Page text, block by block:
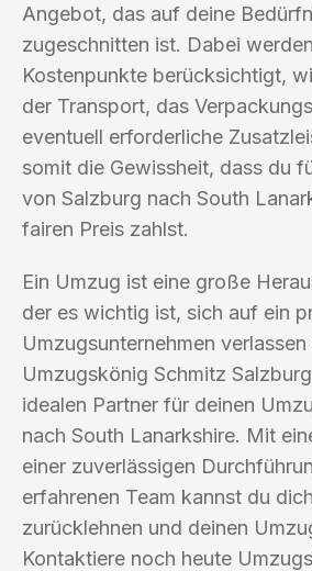
Angebot, das auf deine
zugeschnitten ist. Dabei
Kostenpunkte berücksichtigt,
der Transport, das
eventuell erforderliche
somit die Gewissheit, dass du
von Salzburg nach South
fairen Preis zahlst.
Ein Umzug ist eine große
der es wichtig ist, sich auf ein
Umzugsunternehmen
Umzugskönig Schmitz
idealen Partner für deinen
nach South Lanarkshire. Mit
einer zuverlässigen
erfahrenen Team kannst du
zurücklehnen und deinen
Kontaktiere noch heute